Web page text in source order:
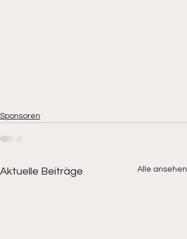
Sponsoren
Aktuelle Beiträge Alle ansehen